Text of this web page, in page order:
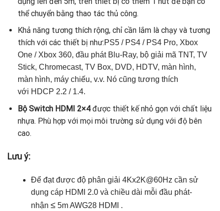
thể chuyển bằng thao tác thủ công.
Khả năng tương thích rộng, chỉ cần lắm là chạy và tương
thích với các thiết bị như:PS5 / PS4 / PS4 Pro, Xbox
One / Xbox 360, đầu phát Blu-Ray, bộ giải mã TNT, TV
Stick, Chromecast, TV Box, DVD, HDTV, màn hình,
màn hình, máy chiếu, v.v. Nó cũng tương thích
với HDCP 2.2 / 1.4.
Bộ Switch HDMI 2×4được thiết kế nhỏ gọn với chất liệu
nhựa. Phù hợp với mọi môi trường sử dụng với độ bên
cao.
Lưu ý:
Để đạt được độ phân giải 4Kx2K@60Hz cần sử
dụng cáp HDMI 2.0 và chiều dài mỗi đầu phát-
nhận ≤ 5m AWG28 HDMI .